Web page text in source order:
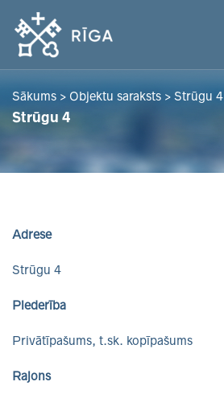
Sākums > Objektu saraksts > Strūgu 4
Strūgu 4
Adrese
Strūgu 4
Piederība
Privātīpašums, t.sk. kopīpašums
Rajons